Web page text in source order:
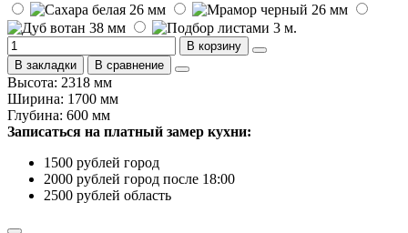
В корзину
В закладки
В сравнение
Высота: 2318 мм
Ширина: 1700 мм
Глубина: 600 мм
Записаться на платный замер кухни:
1500 рублей город
2000 рублей город после 18:00
2500 рублей область